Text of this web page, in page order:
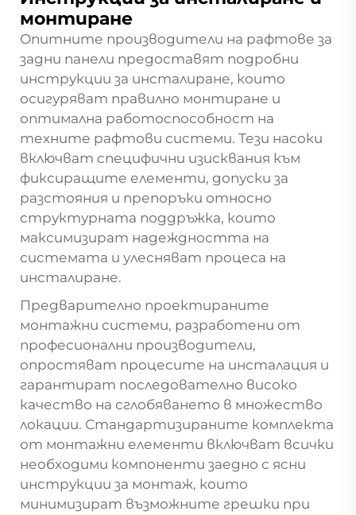
монтиране
Опитните производители на рафтове за
задни панели предоставят подробни
инструкции за инсталиране, които
осигуряват правилно монтиране и
оптимална работоспособност на
техните рафтови системи. Тези насоки
включват специфични изисквания към
фиксиращите елементи, допуски за
разстояния и препоръки относно
структурната поддръжка, които
максимизират надеждността на
системата и улесняват процеса на
инсталиране.
Предварително проектираните
монтажни системи, разработени от
професионални производители,
опростяват процесите на инсталация и
гарантират последователно високо
качество на сглобяването в множество
локации. Стандартизираните комплекта
от монтажни елементи включват всички
необходими компоненти заедно с ясни
инструкции за монтаж, които
минимизират възможните грешки при